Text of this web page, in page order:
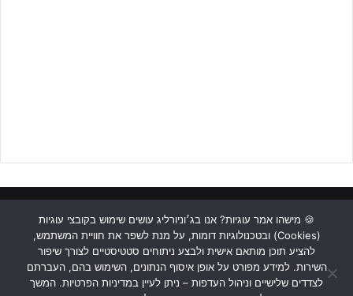
ראשי כתבות תכנים מקצועיים תנאי שימוש
מדיניות אבטחה
כתבו לנו
Facebook
YouTube
Instagram
🍪 מישהו אמר עוגיות? אנו בג׳וניורליג עושים שימוש בקובצי עוגיות
(Cookies) ובטכנולוגיות דומות, על מנת לשפר את חוויית המשתמש,
להציע תוכן מותאם אישית ולבצע ניתוחים סטטיסטיים לצורך שיפור
השירות. למידע מפורט על אופן איסוף הנתונים, השימוש בהם, העברתם
לצדדים שלישיים וניהול העדפות – ניתן לעיין במדיניות הפרטיות. המשך